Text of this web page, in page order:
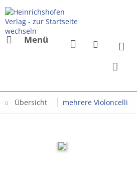
Menü
Übersicht mehrere Violoncelli